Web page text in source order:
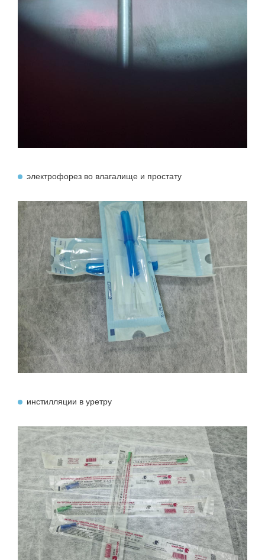
электрофорез во влагалище и простату
инстилляции в уретру